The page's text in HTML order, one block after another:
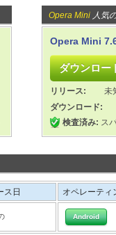
Opera Mini 人気
Opera Mini
リリース: 未
ダウンロード:
検査済み: ス
ス日 オペレーティ
Android